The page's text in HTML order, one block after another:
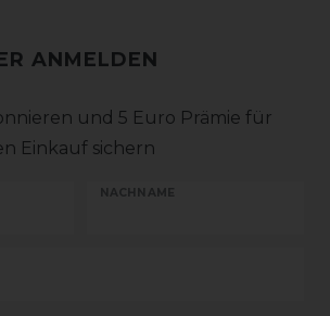
ANMELDEN
und 5 Euro Prämie für
Einkauf sichern
NACHNAME